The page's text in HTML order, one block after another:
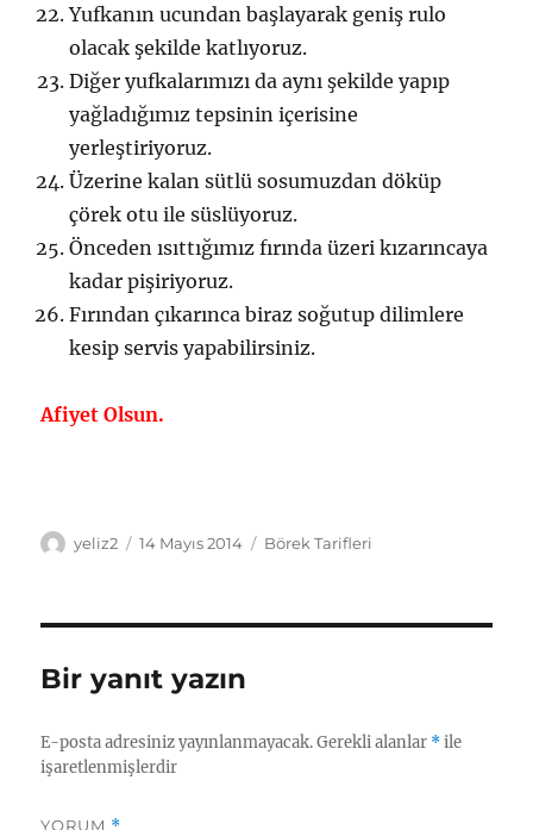
Yufkanın ucundan başlayarak geniş rulo
olacak şekilde katlıyoruz.
Diğer yufkalarımızı da aynı şekilde yapıp
yağladığımız tepsinin içerisine
yerleştiriyoruz.
Üzerine kalan sütlü sosumuzdan döküp
çörek otu ile süslüyoruz.
Önceden ısıttığımız fırında üzeri kızarıncaya
kadar pişiriyoruz.
Fırından çıkarınca biraz soğutup dilimlere
kesip servis yapabilirsiniz.
Afiyet Olsun.
Yazar
yeliz2
Yayın
14 Mayıs 2014 Kategoriler
Börek Tarifleri
Bir yanıt yazın
E-posta adresiniz yayınlanmayacak. Gerekli alanlar *ile
işaretlenmişlerdir
YORUM